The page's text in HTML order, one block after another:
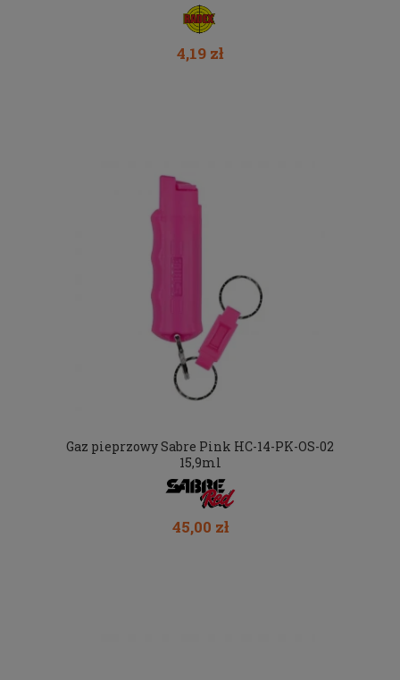
4,19 zł
Gaz pieprzowy Sabre Pink HC-14-PK-OS-02
15,9ml
45,00 zł